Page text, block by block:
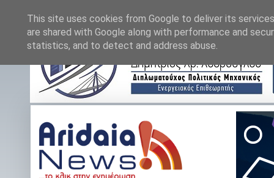
This site uses cookies from Google to deliver its
are shared with Google along with performance and
statistics, and to detect and address abuse.